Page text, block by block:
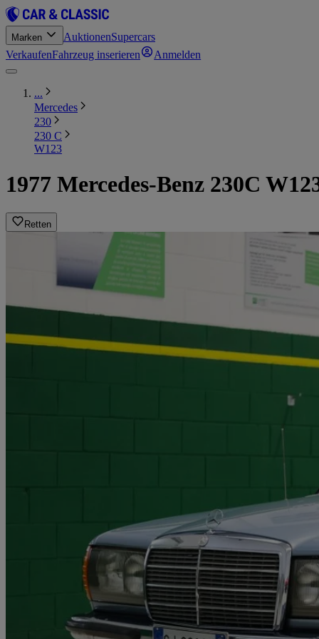
Marken AuktionenSupercars
VerkaufenFahrzeug inserieren Anmelden
...
Mercedes
230
230 C
W123
1977 Mercedes-Benz 230C
Retten